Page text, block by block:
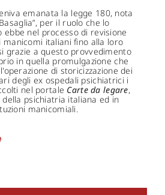
emanata la legge 180, nota
per il ruolo che lo
ebbe nel processo di revisione
manicomi italiani fino alla loro
grazie a questo provvedimento
in quella promulgazione che
di storicizzazione dei
degli ex ospedali psichiatrici i
nel portale Carte da legare,
psichiatria italiana ed in
manicomiali.